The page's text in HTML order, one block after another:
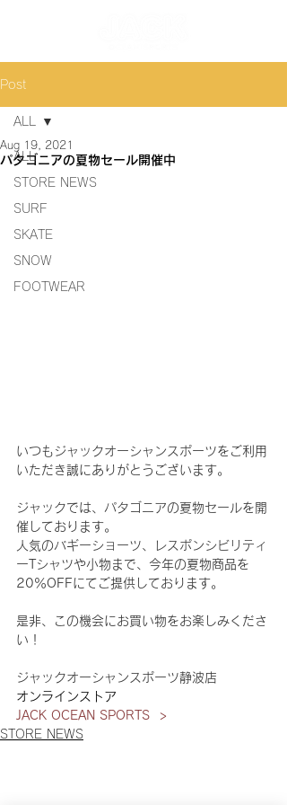
Post
ALL
STORE NEWS
SURF
SKATE
SNOW
FOOTWEAR
ALL
パタゴニアの夏物セール開催中
Aug 19, 2021
いつもジャックオーシャンスポーツをご利用
いただき誠にありがとうございます。
ジャックでは、パタゴニアの夏物セールを開
催しております。
人気のバギーショーツ、レスポンシビリティ
ーTシャツや小物まで、今年の夏物商品を
20％OFFにてご提供しております。
是非、この機会にお買い物をお楽しみくださ
い！
ジャックオーシャンスポーツ静波店
オンラインストア
JACK OCEAN SPORTS  >
STORE NEWS